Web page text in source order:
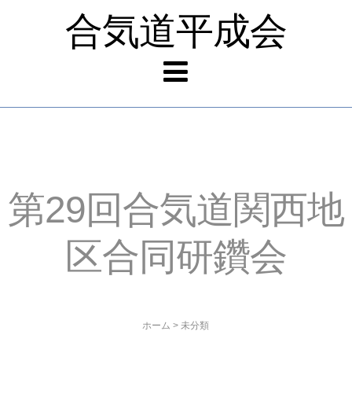
合気道平成会
第29回合気道関西地
区合同研鑽会
ホーム >未分類